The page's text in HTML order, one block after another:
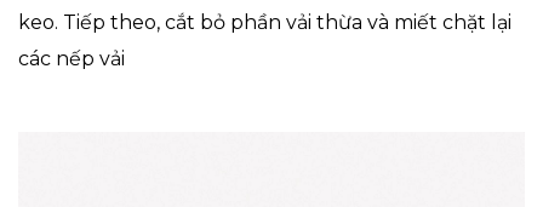
keo. Tiếp theo, cắt bỏ phần vải thừa và miết chặt lại
các nếp vải